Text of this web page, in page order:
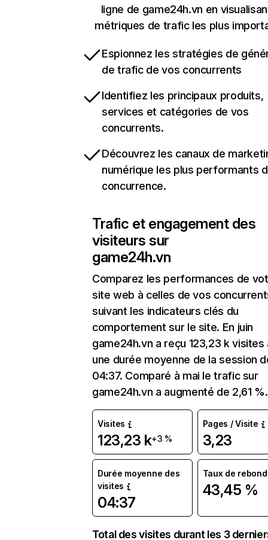
ligne de game24h.vn en
métriques de trafic les plus
Espionnez les stratégies de
de trafic de vos concurrents
Identifiez les principaux produits,
services et catégories de vos
concurrents.
Découvrez les canaux de
numérique les plus performants
concurrence.
Trafic et engagement des
visiteurs sur
game24h.vn
Comparez les performances de
site web à celles de vos
suivant les indicateurs clés du
comportement sur le site. En juin
game24h.vn a reçu 123,23 k visites
une durée moyenne de la session
04:37. Comparé à mai le trafic sur
game24h.vn a augmenté de 2,61 %.
Visites
123,23 k+3 %
Pages / Visite
3,23
Durée moyenne des
visites
04:37
Taux de rebond
43,45 %
Total des visites durant les 3